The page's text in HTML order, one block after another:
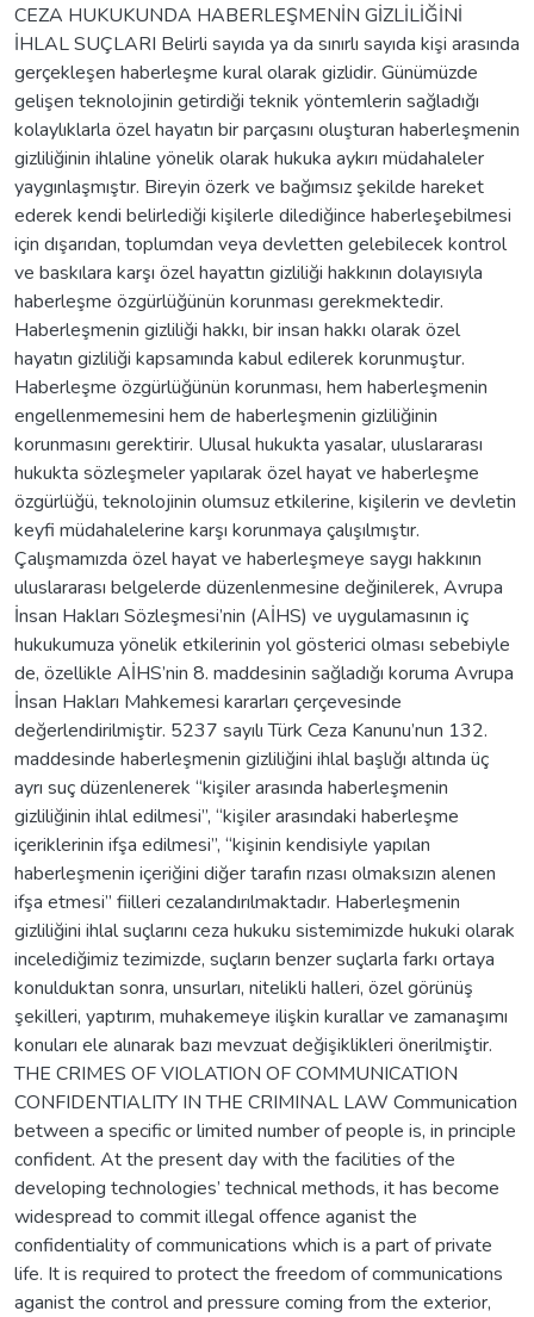
CEZA HUKUKUNDA HABERLEŞMENİN GİZLİLİĞİNİ
İHLAL SUÇLARI Belirli sayıda ya da sınırlı sayıda kişi arasında
gerçekleşen haberleşme kural olarak gizlidir. Günümüzde
gelişen teknolojinin getirdiği teknik yöntemlerin sağladığı
kolaylıklarla özel hayatın bir parçasını oluşturan haberleşmenin
gizliliğinin ihlaline yönelik olarak hukuka aykırı müdahaleler
yaygınlaşmıştır. Bireyin özerk ve bağımsız şekilde hareket
ederek kendi belirlediği kişilerle dilediğince haberleşebilmesi
için dışarıdan, toplumdan veya devletten gelebilecek kontrol
ve baskılara karşı özel hayattın gizliliği hakkının dolayısıyla
haberleşme özgürlüğünün korunması gerekmektedir.
Haberleşmenin gizliliği hakkı, bir insan hakkı olarak özel
hayatın gizliliği kapsamında kabul edilerek korunmuştur.
Haberleşme özgürlüğünün korunması, hem haberleşmenin
engellenmemesini hem de haberleşmenin gizliliğinin
korunmasını gerektirir. Ulusal hukukta yasalar, uluslararası
hukukta sözleşmeler yapılarak özel hayat ve haberleşme
özgürlüğü, teknolojinin olumsuz etkilerine, kişilerin ve devletin
keyfi müdahalelerine karşı korunmaya çalışılmıştır.
Çalışmamızda özel hayat ve haberleşmeye saygı hakkının
uluslararası belgelerde düzenlenmesine değinilerek, Avrupa
İnsan Hakları Sözleşmesi’nin (AİHS) ve uygulamasının iç
hukukumuza yönelik etkilerinin yol gösterici olması sebebiyle
de, özellikle AİHS’nin 8. maddesinin sağladığı koruma Avrupa
İnsan Hakları Mahkemesi kararları çerçevesinde
değerlendirilmiştir. 5237 sayılı Türk Ceza Kanunu’nun 132.
maddesinde haberleşmenin gizliliğini ihlal başlığı altında üç
ayrı suç düzenlenerek “kişiler arasında haberleşmenin
gizliliğinin ihlal edilmesi”, “kişiler arasındaki haberleşme
içeriklerinin ifşa edilmesi”, “kişinin kendisiyle yapılan
haberleşmenin içeriğini diğer tarafın rızası olmaksızın alenen
ifşa etmesi” fiilleri cezalandırılmaktadır. Haberleşmenin
gizliliğini ihlal suçlarını ceza hukuku sistemimizde hukuki olarak
incelediğimiz tezimizde, suçların benzer suçlarla farkı ortaya
konulduktan sonra, unsurları, nitelikli halleri, özel görünüş
şekilleri, yaptırım, muhakemeye ilişkin kurallar ve zamanaşımı
konuları ele alınarak bazı mevzuat değişiklikleri önerilmiştir.
THE CRIMES OF VIOLATION OF COMMUNICATION
CONFIDENTIALITY IN THE CRIMINAL LAW Communication
between a specific or limited number of people is, in principle
confident. At the present day with the facilities of the
developing technologies’ technical methods, it has become
widespread to commit illegal offence aganist the
confidentiality of communications which is a part of private
life. It is required to protect the freedom of communications
aganist the control and pressure coming from the exterior,